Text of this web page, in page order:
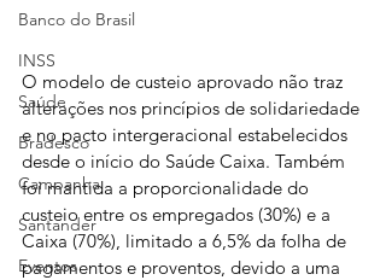
Banco do Brasil
INSS
Saúde
Bradesco
Campanha
Santander
Eventos
O modelo de custeio aprovado não traz
alterações nos princípios de solidariedade
e no pacto intergeracional estabelecidos
desde o início do Saúde Caixa. Também
foi mantida a proporcionalidade do
custeio entre os empregados (30%) e a
Caixa (70%), limitado a 6,5% da folha de
pagamentos e proventos, devido a uma